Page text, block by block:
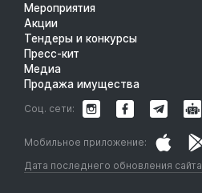
Мероприятия
Акции
Тендеры и конкурсы
Пресс-кит
Медиа
Продажа имущества
Дата последнего обновления сайта
Мобильное приложение:
Соц. сети: